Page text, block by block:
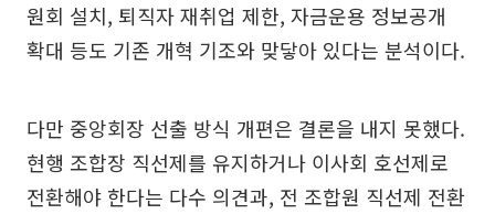
원회 설치, 퇴직자 재취업 제한, 자금운용 정보공개
확대 등도 기존 개혁 기조와 맞닿아 있다는 분석이다.
다만 중앙회장 선출 방식 개편은 결론을 내지 못했다.
현행 조합장 직선제를 유지하거나 이사회 호선제로
전환해야 한다는 다수 의견과, 전 조합원 직선제 전환